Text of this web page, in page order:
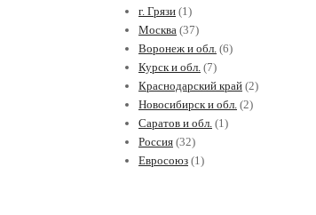
г. Грязи (1)
Москва (37)
Воронеж и обл. (6)
Курск и обл. (7)
Краснодарский край (2)
Новосибирск и обл. (2)
Саратов и обл. (1)
Россия (32)
Евросоюз (1)